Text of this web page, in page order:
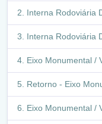
Acesso A Avenida
Avenida Pincipal /
Marginal Epct /
Avenida Pincipal /
Q 59 Condomínio
Ra Xxviii
Interna Rodoviária
Interna Rodoviária
Eixo Monumental /
Retorno - Eixo
Eixo Monumental /